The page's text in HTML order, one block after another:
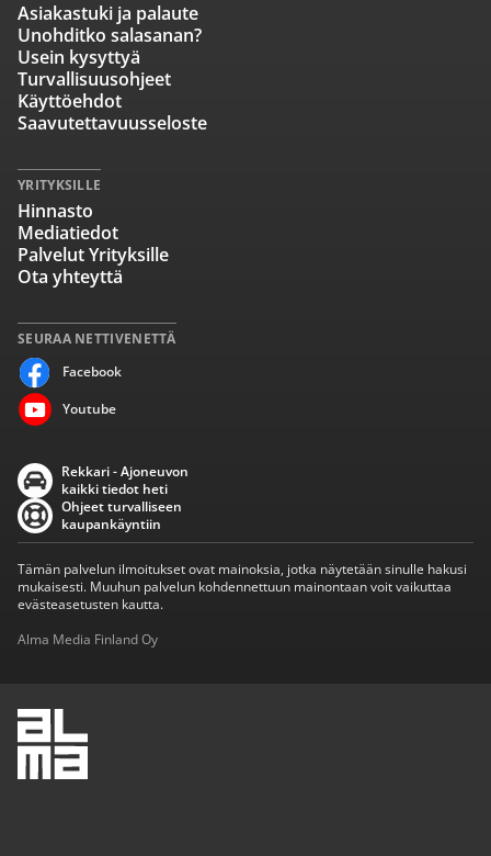
SEURAA NETTIVENETTÄ
Facebook
Youtube
Asiakastuki ja palaute
Unohditko salasanan?
Usein kysyttyä
Turvallisuusohjeet
Käyttöehdot
Saavutettavuusseloste
YRITYKSILLE
Hinnasto
Mediatiedot
Palvelut Yrityksille
Ota yhteyttä
Rekkari - Ajoneuvon
kaikki tiedot heti
Ohjeet turvalliseen
kaupankäyntiin
Tämän palvelun ilmoitukset ovat mainoksia, jotka näytetään sinulle hakusi
mukaisesti. Muuhun palvelun kohdennettuun mainontaan voit vaikuttaa
evästeasetusten kautta.
Alma Media Finland Oy